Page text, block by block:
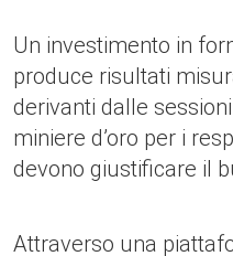
Un investimento in
produce risultati
derivanti dalle
miniere d’oro per i
devono giustificare il
Attraverso una